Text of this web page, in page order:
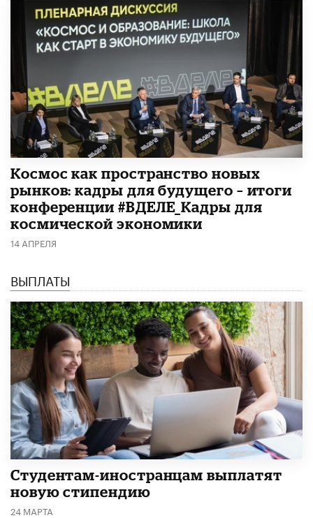
Космос как пространство новых
рынков: кадры для будущего – итоги
конференции #ВДЕЛЕ_Кадры для
космической экономики
14 АПРЕЛЯ
ВЫПЛАТЫ
Студентам-иностранцам выплатят
новую стипендию
24 МАРТА